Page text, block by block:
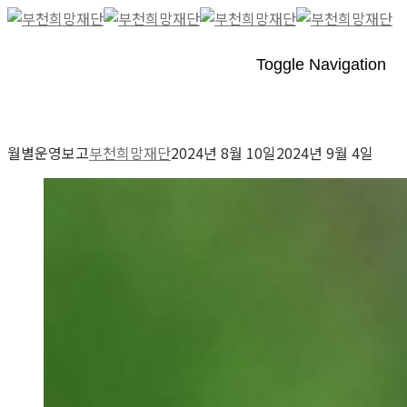
Toggle Navigation
월별운영보고부천희망재단2024년 8월 10일2024년 9월 4일